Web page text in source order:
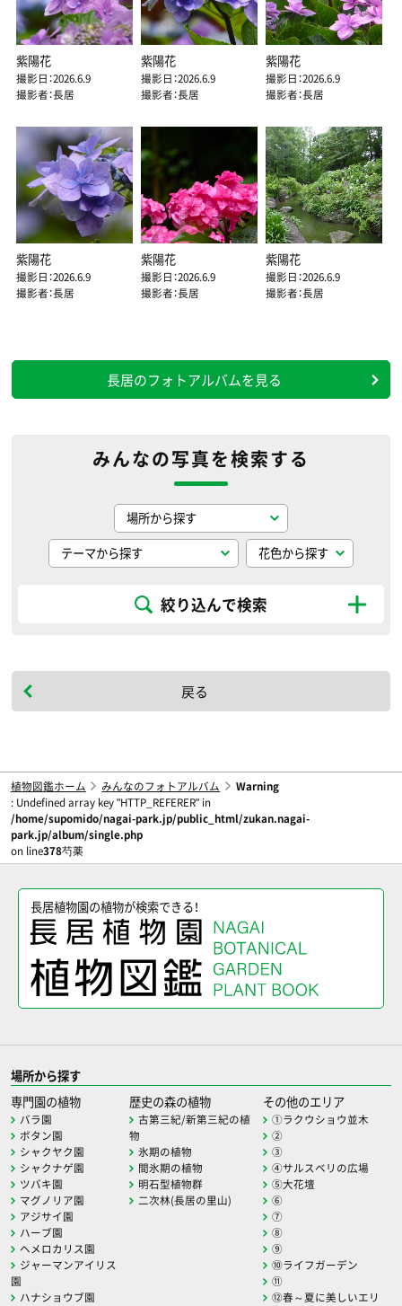
紫陽花
撮影日：2026.6.9
撮影者：長居
紫陽花
撮影日：2026.6.9
撮影者：長居
紫陽花
撮影日：2026.6.9
撮影者：長居
紫陽花
撮影日：2026.6.9
撮影者：長居
紫陽花
撮影日：2026.6.9
撮影者：長居
紫陽花
撮影日：2026.6.9
撮影者：長居
長居のフォトアルバムを見る
みんなの写真を検索する
絞り込んで検索
戻る
植物図鑑ホーム みんなのフォトアルバム
Warning
: Undefined array key "HTTP_REFERER" in
/home/supomido/nagai-park.jp/public_html/zukan.nagai-
park.jp/album/single.php
on line378芍薬
長居植物園の植物が検索できる！
場所から探す
専門園の植物
バラ園
ボタン園
シャクヤク園
シャクナゲ園
ツバキ園
マグノリア園
アジサイ園
ハーブ園
ヘメロカリス園
ジャーマンアイリス
園
ハナショウブ園
歴史の森の植物
古第三紀/新第三紀の植
物
氷期の植物
間氷期の植物
明石型植物群
二次林(長居の里山)
その他のエリア
①ラクウショウ並木
②
③
④サルスベリの広場
⑤大花壇
⑥
⑦
⑧
⑨
⑩ライフガーデン
⑪
⑫春～夏に美しいエリ